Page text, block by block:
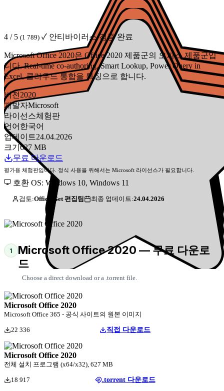
4 / 5 (1 789) ✓ 안티바이러스 검증 완료
Microsoft Office 2020은 Office 2020 제품군의 오피스 제품군입
니다. Real-time co-authoring, Smart Lookup, Power Query in
Excel, 클라우드 통합을 특징으로 합니다.
버전 2020
개발자Microsoft
라이선스체험판
언어 한국어
업데이트24.04.2026
크기627 MB
무료 다운로드
평가용 체험판입니다. 정식 사용을 위해서는 Microsoft 라이선스가 필요합니다.
호환 OS: Windows 10, Windows 11
검토:Office-Get 편집팀 최종 업데이트:24.04.2026
1
Microsoft Office 2020 — 무료 다운로
드
Choose a direct download or a .torrent file.
Microsoft Office 2020
Microsoft Office 365 - 공식 사이트의 원본 이미지
22 336 직접 다운로드
Microsoft Office 2020
전체 설치 프로그램 (x64/x32), 627 MB
18 917 .torrent 다운로드